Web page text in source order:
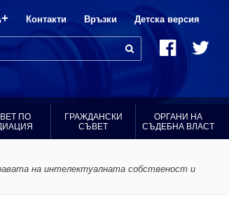
Контакти Връзки Детска версия
ПО
ГРАЖДАНСКИ
СЪВЕТ
ОРГАНИ НА
СЪДЕБНА ВЛАСТ
на интелектуалната собственост и